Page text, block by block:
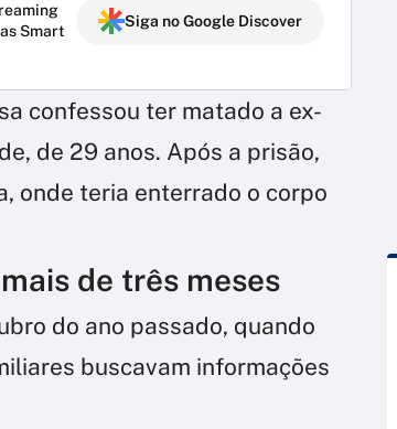
Smart
Siga no Google Discover
confessou ter matado a ex-
de 29 anos. Após a prisão,
onde teria enterrado o corpo
de três meses
do ano passado, quando
buscavam informações